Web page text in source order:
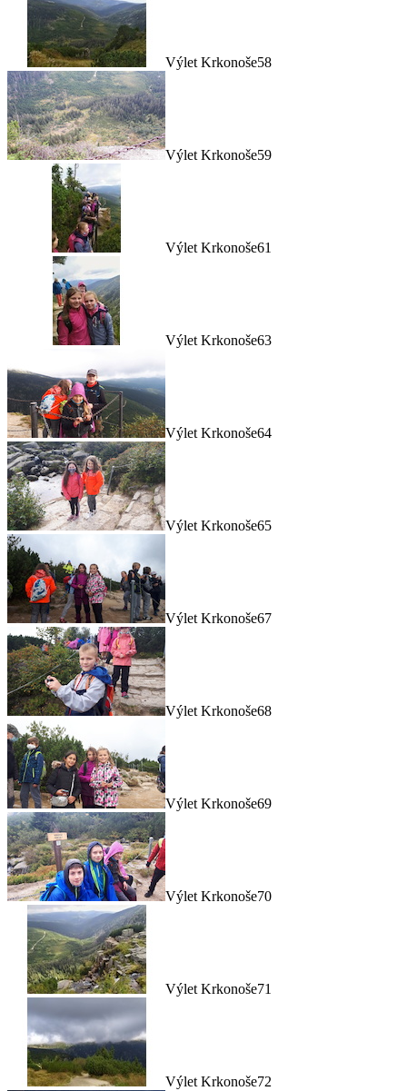
Výlet Krkonoše58
Výlet Krkonoše59
Výlet Krkonoše61
Výlet Krkonoše63
Výlet Krkonoše64
Výlet Krkonoše65
Výlet Krkonoše67
Výlet Krkonoše68
Výlet Krkonoše69
Výlet Krkonoše70
Výlet Krkonoše71
Výlet Krkonoše72